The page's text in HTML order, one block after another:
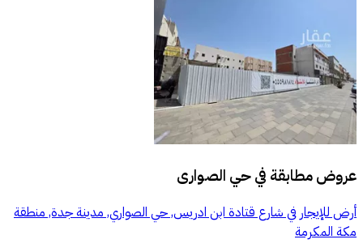
عروض مطابقة فيحي الصوارى
أرض للإيجار في شارع قتادة ابن ادريس, حي الصواري, مدينة جدة, منطقة
مكة المكرمة